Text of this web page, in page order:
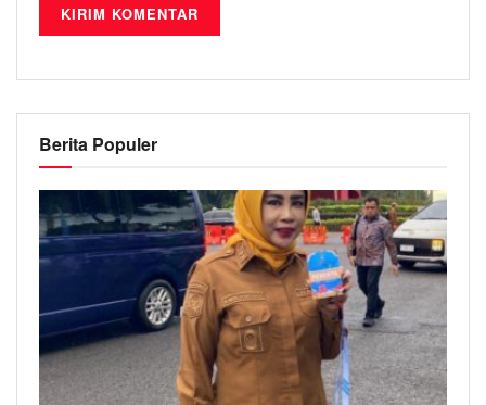
Berita Populer